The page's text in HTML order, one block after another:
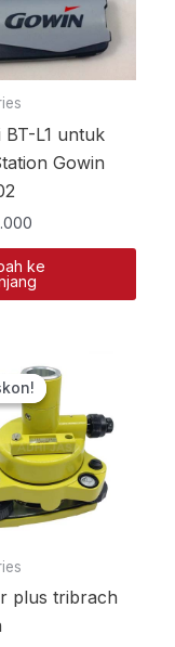
BT-L1 untuk
Gowin
ke
plus tribrach
aslinya
adalah:
Rp1.750.000.
saat
ini
adalah:
Rp1.500.000.